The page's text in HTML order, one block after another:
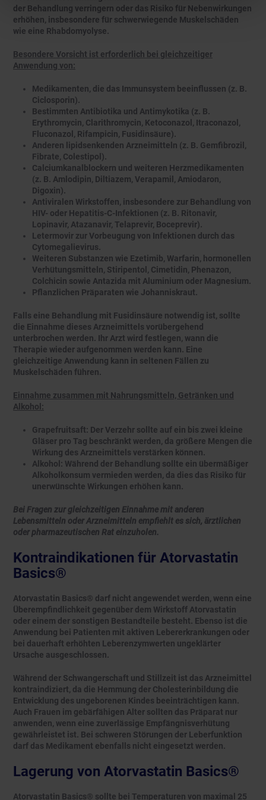
der Behandlung verringern oder das Risiko für Nebenwirkungen
erhöhen, insbesondere für schwerwiegende Muskelschäden
wie eine Rhabdomyolyse.
Besondere Vorsicht ist erforderlich bei gleichzeitiger
Anwendung von:
Medikamenten, die das Immunsystem beeinflussen (z. B.
Ciclosporin).
Bestimmten Antibiotika und Antimykotika (z. B.
Erythromycin, Clarithromycin, Ketoconazol, Itraconazol,
Fluconazol, Rifampicin, Fusidinsäure).
Anderen lipidsenkenden Arzneimitteln (z. B. Gemfibrozil,
Fibrate, Colestipol).
Calciumkanalblockern und weiteren Herzmedikamenten
(z. B. Amlodipin, Diltiazem, Verapamil, Amiodaron,
Digoxin).
Antiviralen Wirkstoffen, insbesondere zur Behandlung von
HIV- oder Hepatitis-C-Infektionen (z. B. Ritonavir,
Lopinavir, Atazanavir, Telaprevir, Boceprevir).
Letermovir zur Vorbeugung von Infektionen durch das
Cytomegalievirus.
Weiteren Substanzen wie Ezetimib, Warfarin, hormonellen
Verhütungsmitteln, Stiripentol, Cimetidin, Phenazon,
Colchicin sowie Antazida mit Aluminium oder Magnesium.
Pflanzlichen Präparaten wie Johanniskraut.
Falls eine Behandlung mit Fusidinsäure notwendig ist, sollte
die Einnahme dieses Arzneimittels vorübergehend
unterbrochen werden. Ihr Arzt wird festlegen, wann die
Therapie wieder aufgenommen werden kann. Eine
gleichzeitige Anwendung kann in seltenen Fällen zu
Muskelschäden führen.
Einnahme zusammen mit Nahrungsmitteln, Getränken und
Alkohol:
Grapefruitsaft: Der Verzehr sollte auf ein bis zwei kleine
Gläser pro Tag beschränkt werden, da größere Mengen die
Wirkung des Arzneimittels verstärken können.
Alkohol: Während der Behandlung sollte ein übermäßiger
Alkoholkonsum vermieden werden, da dies das Risiko für
unerwünschte Wirkungen erhöhen kann.
Bei Fragen zur gleichzeitigen Einnahme mit anderen
Lebensmitteln oder Arzneimitteln empfiehlt es sich, ärztlichen
oder pharmazeutischen Rat einzuholen.
Kontraindikationen für Atorvastatin
Basics®
Atorvastatin Basics® darf nicht angewendet werden, wenn eine
Überempfindlichkeit gegenüber dem Wirkstoff Atorvastatin
oder einem der sonstigen Bestandteile besteht. Ebenso ist die
Anwendung bei Patienten mit aktiven Lebererkrankungen oder
bei dauerhaft erhöhten Leberenzymwerten ungeklärter
Ursache ausgeschlossen.
Während der Schwangerschaft und Stillzeit ist das Arzneimittel
kontraindiziert, da die Hemmung der Cholesterinbildung die
Entwicklung des ungeborenen Kindes beeinträchtigen kann.
Auch Frauen im gebärfähigen Alter sollten das Präparat nur
anwenden, wenn eine zuverlässige Empfängnisverhütung
gewährleistet ist. Bei schweren Störungen der Leberfunktion
darf das Medikament ebenfalls nicht eingesetzt werden.
Lagerung von Atorvastatin Basics®
Atorvastatin Basics® sollte bei Temperaturen von maximal 25